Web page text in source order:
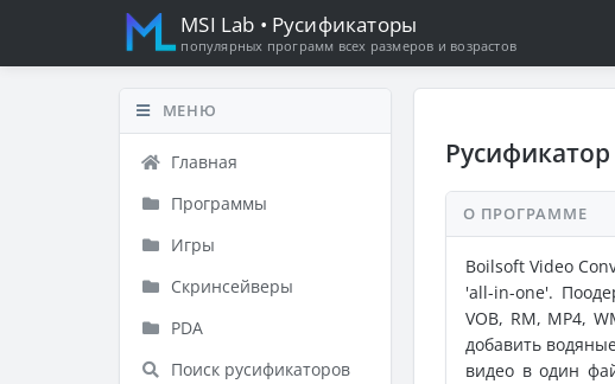
MSI Lab • Русификаторы
популярных программ всех размеров и возрастов
МЕНЮ
Главная
Программы
Игры
Скринсейверы
PDA
Поиск русификаторов
О ПРОГРАММЕ
Boilsoft Video
'all-in-one'.
VOB, RM, MP4,
добавить
видео в один